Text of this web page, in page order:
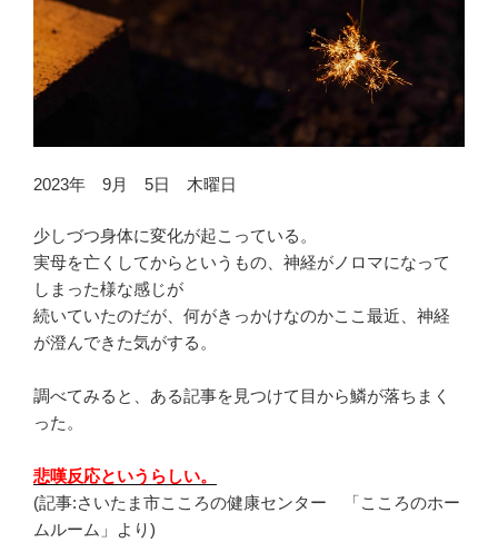
2023年 9月 5日 木曜日
少しづつ身体に変化が起こっている。
実母を亡くしてからというもの、神経がノロマになって
しまった様な感じが
続いていたのだが、何がきっかけなのかここ最近、神経
が澄んできた気がする。
調べてみると、ある記事を見つけて目から鱗が落ちまく
った。
悲嘆反応というらしい。
(記事:さいたま市こころの健康センター 「こころのホー
ムルーム」より)